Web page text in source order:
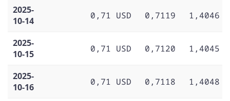
2025-
10-14
0,71 USD 0,7119 1,4046
2025-
10-15
0,71 USD 0,7120 1,4045
2025-
10-16
0,71 USD 0,7118 1,4048